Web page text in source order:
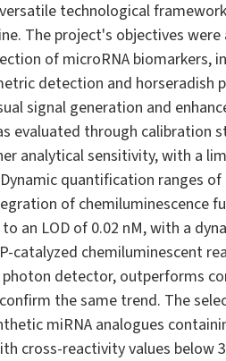
technological
The project's objectives
of microRNA
detection and horseradish
signal generation and
evaluated through calibration
analytical sensitivity, with a
quantification ranges
of chemiluminescence
an LOD of 0.02 nM, with a
catalyzed chemiluminescent
detector, outperforms
the same trend. The
miRNA analogues
cross-reactivity values